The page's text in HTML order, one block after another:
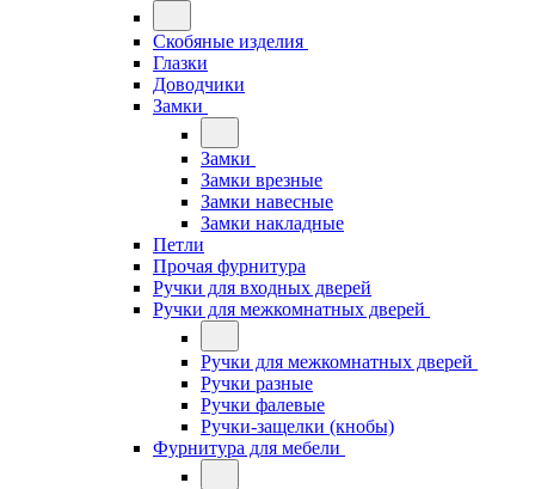
Скобяные изделия
Глазки
Доводчики
Замки
Замки
Замки врезные
Замки навесные
Замки накладные
Петли
Прочая фурнитура
Ручки для входных дверей
Ручки для межкомнатных дверей
Ручки для межкомнатных дверей
Ручки разные
Ручки фалевые
Ручки-защелки (кнобы)
Фурнитура для мебели